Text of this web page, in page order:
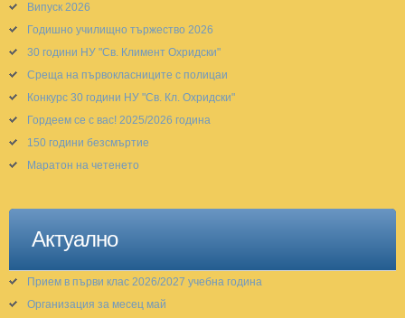
Випуск 2026
Годишно училищно тържество 2026
30 години НУ "Св. Климент Охридски"
Среща на първокласниците с полицаи
Конкурс 30 години НУ "Св. Кл. Охридски"
Гордеем се с вас! 2025/2026 година
150 години безсмъртие
Маратон на четенето
Актуално
Прием в първи клас 2026/2027 учебна година
Организация за месец май